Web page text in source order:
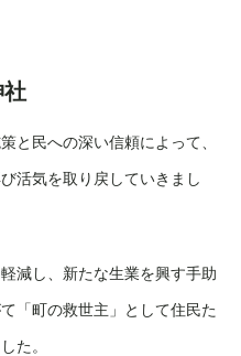
社
と民への深い信頼によって、
活気を取り戻していきまし
減し、新たな生業を興す手助
「町の救世主」として住民た
た。